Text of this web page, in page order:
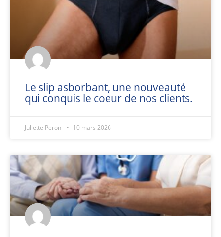
Le slip asborbant, une nouveauté
qui conquis le coeur de nos clients.
Juliette Peroni 10 mars 2026